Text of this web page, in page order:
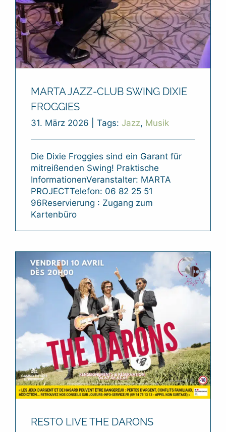
MARTA JAZZ-CLUB SWING DIXIE
FROGGIES
31. März 2026 Tags: Jazz, Musik
Die Dixie Froggies sind ein Garant für
mitreißenden Swing! Praktische
InformationenVeranstalter: MARTA
PROJECTTelefon: 06 82 25 51
96Reservierung : Zugang zum
Kartenbüro
RESTO LIVE THE DARONS